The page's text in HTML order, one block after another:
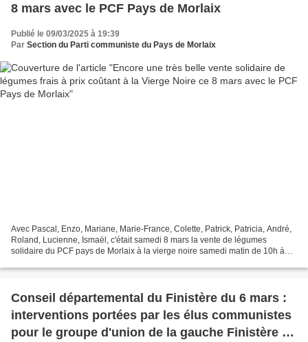
8 mars avec le PCF Pays de Morlaix
Publié le 09/03/2025 à 19:39
Par Section du Parti communiste du Pays de Morlaix
Avec Pascal, Enzo, Mariane, Marie-France, Colette, Patrick, Patricia, André,
Roland, Lucienne, Ismaël, c'était samedi 8 mars la vente de légumes
solidaire du PCF pays de Morlaix à la vierge noire samedi matin de 10h à
Conseil départemental du Finistère du 6 mars :
interventions portées par les élus communistes
pour le groupe d'union de la gauche Finistère &